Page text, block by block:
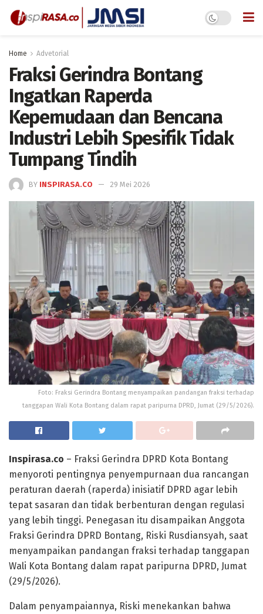
Home Advetorial
Fraksi Gerindra Bontang
Ingatkan Raperda
Kepemudaan dan Bencana
Industri Lebih Spesifik Tidak
Tumpang Tindih
BY INSPIRASA.CO 29 Mei 2026
Foto: Fraksi Gerindra Bontang menyampaikan pandangan fraksi terhadap
tanggapan Wali Kota Bontang dalam rapat paripurna DPRD, Jumat (29/5/2026).
Inspirasa.co – Fraksi Gerindra DPRD Kota Bontang
menyoroti pentingnya penyempurnaan dua rancangan
peraturan daerah (raperda) inisiatif DPRD agar lebih
tepat sasaran dan tidak berbenturan dengan regulasi
yang lebih tinggi. Penegasan itu disampaikan Anggota
Fraksi Gerindra DPRD Bontang, Riski Rusdiansyah, saat
menyampaikan pandangan fraksi terhadap tanggapan
Wali Kota Bontang dalam rapat paripurna DPRD, Jumat
(29/5/2026).
Dalam penyampaiannya, Riski menekankan bahwa